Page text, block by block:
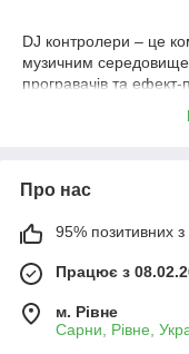
DJ контролери – це
музичним
програвачів та
виконувати зведення,
переходів, контроль
стримувань та заходів.
Що таке контролери
забезпеченням для
Набір jog-колес,
Про нас
95% позитивних з
Працює з
м. Рівне
Сарни, Рівне,